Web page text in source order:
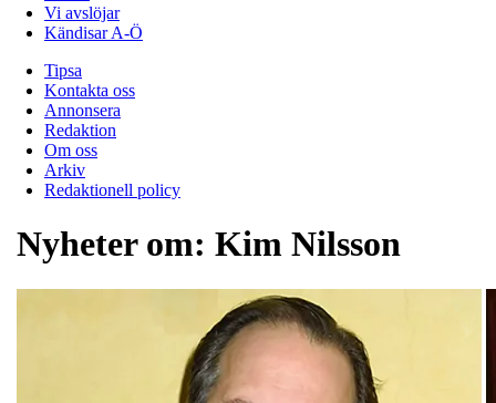
Vi avslöjar
Kändisar A-Ö
Tipsa
Kontakta oss
Annonsera
Redaktion
Om oss
Arkiv
Redaktionell policy
Nyheter om: Kim Nilsson